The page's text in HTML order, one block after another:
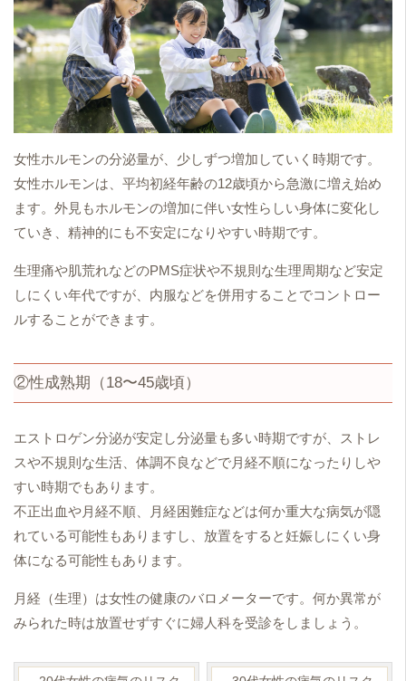
女性ホルモンの分泌量が、少しずつ増加していく時期です。
女性ホルモンは、平均初経年齢の12歳頃から急激に増え始め
ます。外見もホルモンの増加に伴い女性らしい身体に変化し
ていき、精神的にも不安定になりやすい時期です。
生理痛や肌荒れなどのPMS症状や不規則な生理周期など安定
しにくい年代ですが、内服などを併用することでコントロー
ルすることができます。
②性成熟期（18〜45歳頃）
エストロゲン分泌が安定し分泌量も多い時期ですが、ストレ
スや不規則な生活、体調不良などで月経不順になったりしや
すい時期でもあります。
不正出血や月経不順、月経困難症などは何か重大な病気が隠
れている可能性もありますし、放置をすると妊娠しにくい身
体になる可能性もあります。
月経（生理）は女性の健康のバロメーターです。何か異常が
みられた時は放置せずすぐに婦人科を受診をしましょう。